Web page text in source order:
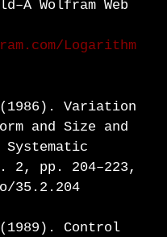
Wolfram Web
Logarithm
Variation
and Size and
pp. 204–223,
35.2.204
Control